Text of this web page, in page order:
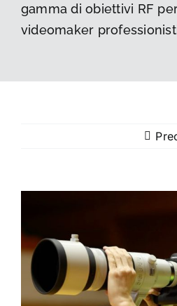
gamma di obiettivi RF
videomaker